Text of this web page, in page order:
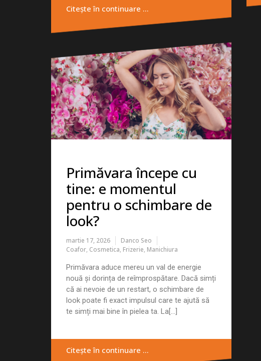
Citește în continuare …
Primăvara începe cu
tine: e momentul
pentru o schimbare de
look?
martie 17, 2026
Danco Seo
Coafor, Cosmetica, Frizerie, Manichiura
Primăvara aduce mereu un val de energie
nouă și dorința de reîmprospătare. Dacă simți
că ai nevoie de un restart, o schimbare de
look poate fi exact impulsul care te ajută să
te simți mai bine în pielea ta. La[...]
Citește în continuare …